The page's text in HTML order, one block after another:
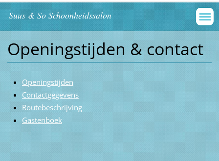
Suus & So Schoonheidssalon
Openingstijden & contact
Openingstijden
Contactgegevens
Routebeschrijving
Gastenboek